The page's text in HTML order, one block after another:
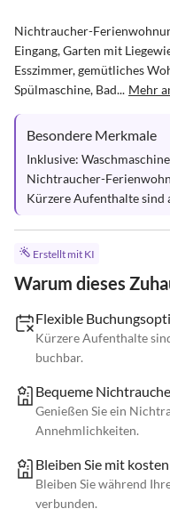
Nichtraucher-
Eingang, Garten mit
Esszimmer, gemütliches
Spülmaschine, Bad... Mehr
Besondere Merkmale
Inklusive:
Nichtraucher-
Kürzere Aufenthalte sind
Erstellt mit KI
Warum dieses
Flexible
Kürzere Aufenthalte
buchbar.
Bequeme
Genießen Sie ein
Annehmlichkeiten.
Bleiben Sie mit
Bleiben Sie während
verbunden.